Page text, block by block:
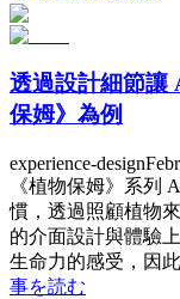
透過設計細節讓
保姆》為例
experience-design
《植物保姆》系列
慣，透過照顧植物
的介面設計與體驗
生命力的感受，因
事を読む